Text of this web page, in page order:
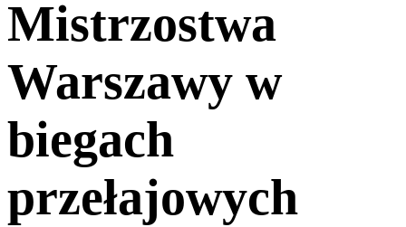
Mistrzostwa
Warszawy w
biegach
przełajowych